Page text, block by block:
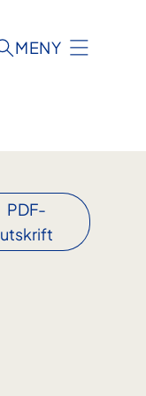
MENY
PDF-
utskrift